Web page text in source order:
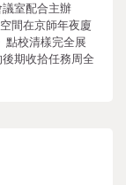
室配合主辦
間在京師年夜廈
點校清樣完全展
期收拾任務周全